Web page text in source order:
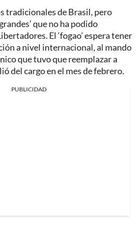
tradicionales de Brasil, pero
que no ha podido
El ‘fogao’ espera tener
a nivel internacional, al mando
que tuvo que reemplazar a
del cargo en el mes de febrero.
PUBLICIDAD